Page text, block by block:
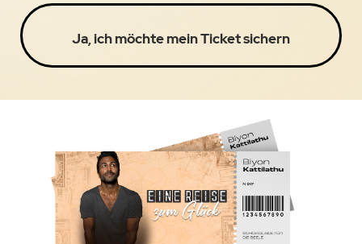
Ja, ich möchte mein Ticket sichern